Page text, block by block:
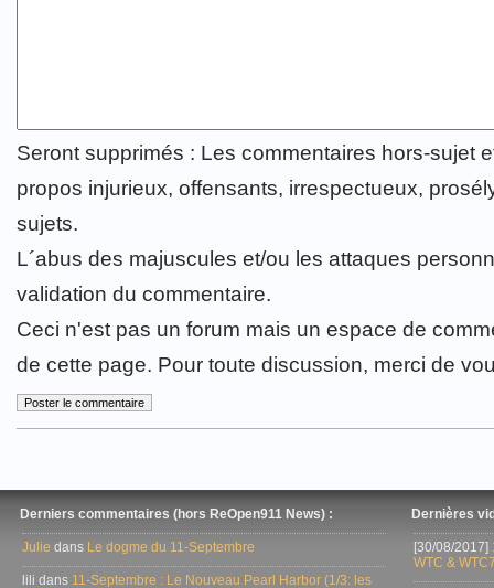
Seront supprimés : Les commentaires hors-sujet
propos injurieux, offensants, irrespectueux,
sujets.
L´abus des majuscules et/ou les attaques
validation du commentaire.
Ceci n'est pas un forum mais un espace de
de cette page. Pour toute discussion, merci de
Derniers commentaires (hors ReOpen911 News) :
Julie dans Le dogme du 11-Septembre
lili dans 11-Septembre : Le Nouveau Pearl Harbor (1/3: les
Dernières
[30/08/2017]
WTC &